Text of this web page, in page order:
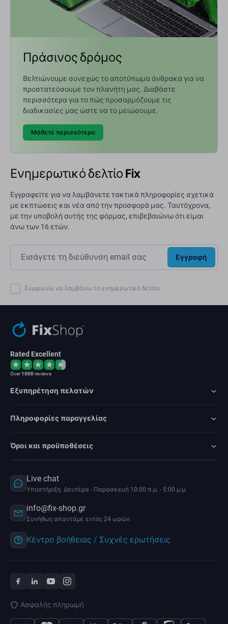
Πράσινος δρόμος
Βελτιώνουμε συνεχώς το αποτύπωμα άνθρακα για να
προστατεύσουμε τον πλανήτη μας. Διαβάστε
περισσότερα για το πώς προσαρμόζουμε τις
διαδικασίες μας ώστε να το μειώσουμε.
Μάθετε περισσότερα
Ενημερωτικό δελτίο Fix
Εγγραφείτε για να λαμβάνετε τακτικά πληροφορίες σχετικά
με εκπτώσεις και νέα από την προσφορά μας. Ταυτόχρονα,
με την υποβολή αυτής της φόρμας, επιβεβαιώνω ότι είμαι
άνω των 16 ετών.
Εγγραφή
Συμφωνώ να λαμβάνω το ενημερωτικό δελτίο.
Rated Excellent
Over1000reviews
Εξυπηρέτηση πελατών
Πληροφορίες παραγγελίας
Όροι και προϋποθέσεις
Live chat
Υποστήριξη: Δευτέρα - Παρασκευή 10:00 π.μ. - 5:00 μ.μ.
info@fix-shop.gr
Συνήθως απαντάμε εντός 24 ωρών.
Κέντρο βοήθειας / Συχνές ερωτήσεις
Ασφαλής πληρωμή